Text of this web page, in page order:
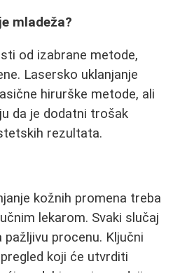
mladeža?
od izabrane metode,
Lasersko uklanjanje
hirurške metode, ali
da je dodatni trošak
rezultata.
kožnih promena treba
lekarom. Svaki slučaj
pažljivu procenu. Ključni
koji će utvrditi